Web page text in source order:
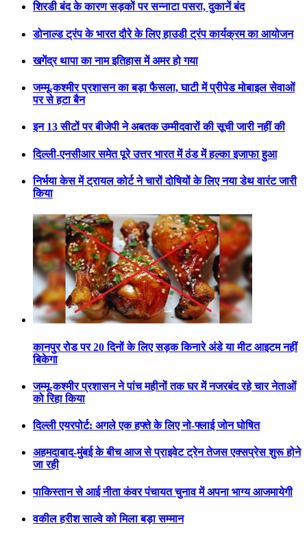
शिरडी बंद के कारण सड़कों पर सन्नाटा पसरा, दुकानें बंद
डोनाल्ड ट्रंप के भारत दौरे के लिए हाउडी ट्रंप कार्यक्रम का आयोजन
खगेंद्र थापा का नाम इतिहास में अमर हो गया
जम्मू-कश्मीर प्रशासन का बड़ा फैसला, घाटी में प्रीपेड मोबाइल सेवाओं
पर से हटा बैन
इन 13 सीटों पर बीजेपी ने अबतक उम्मीदवारों की सूची जारी नहीं की
दिल्ली-एनसीआर समेत पूरे उत्तर भारत में ठंड में हल्का इजाफा हुआ
निर्भया केस में ट्रायल कोर्ट ने चारों दोषियों के लिए नया डेथ वारंट जारी
किया
कानपुर रोड पर 20 दिनों के लिए सड़क किनारे अंडे या मीट आइटम नहीं
बिकेगा
जम्मू-कश्मीर प्रशासन ने पांच महीनों तक घर में नजरबंद रहे चार नेताओं
को रिहा किया
दिल्ली एयरपोर्ट: अगले एक हफ्ते के लिए नो-फ्लाई जोन घोषित
अहमदाबाद-मुंबई के बीच आज से प्राइवेट ट्रेन तेजस एक्सप्रेस शुरू होने
जा रही
पाकिस्तान से आई नीता कंवर पंचायत चुनाव में अपना भाग्य आजमायेगी
वकील हरीश साल्वे को मिला बड़ा सम्मान